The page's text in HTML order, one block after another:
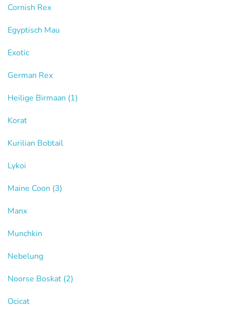
Cornish Rex
Egyptisch Mau
Exotic
German Rex
Heilige Birmaan (1)
Korat
Kurilian Bobtail
Lykoi
Maine Coon (3)
Manx
Munchkin
Nebelung
Noorse Boskat (2)
Ocicat